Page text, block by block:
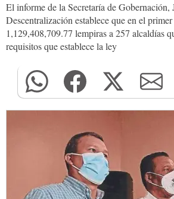
El informe de la Secretaría de Gobernación,
Descentralización establece que en el
1,129,408,709.77 lempiras a 257 alcaldías
requisitos que establece la ley